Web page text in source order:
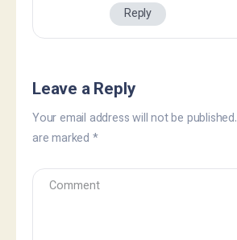
Reply
Leave a Reply
Your email address will not be published.
are marked *